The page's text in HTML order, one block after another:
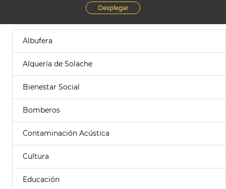
Desplegar
Albufera
Alquería de Solache
Bienestar Social
Bomberos
Contaminación Acústica
Cultura
Educación